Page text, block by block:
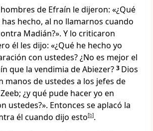
de Efraín le dijeron: «¿Qué
hecho, al no llamarnos cuando
Madián?». Y lo criticaron
él les dijo: «¿Qué he hecho yo
con ustedes? ¿No es mejor el
que la vendimia de Abiezer? 3 Dios
manos de ustedes a los jefes de
¿y qué pude hacer yo en
ustedes?». Entonces se aplacó la
él cuando dijo esto[b].